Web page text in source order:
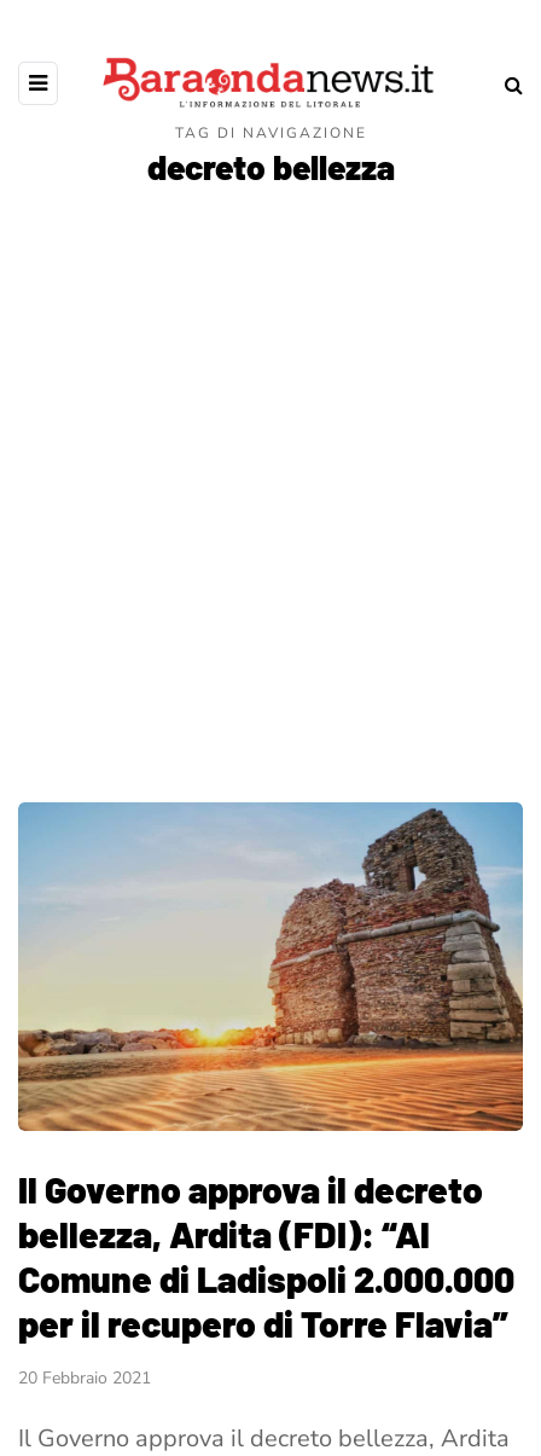
TAG DI NAVIGAZIONE
decreto bellezza
Il Governo approva il decreto
bellezza, Ardita (FDI): “Al
Comune di Ladispoli 2.000.000
per il recupero di Torre Flavia”
20 Febbraio 2021
Il Governo approva il decreto bellezza, Ardita